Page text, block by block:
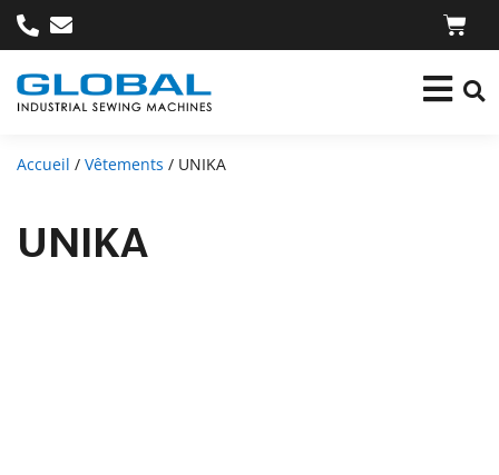
Accueil / Vêtements / UNIKA
UNIKA